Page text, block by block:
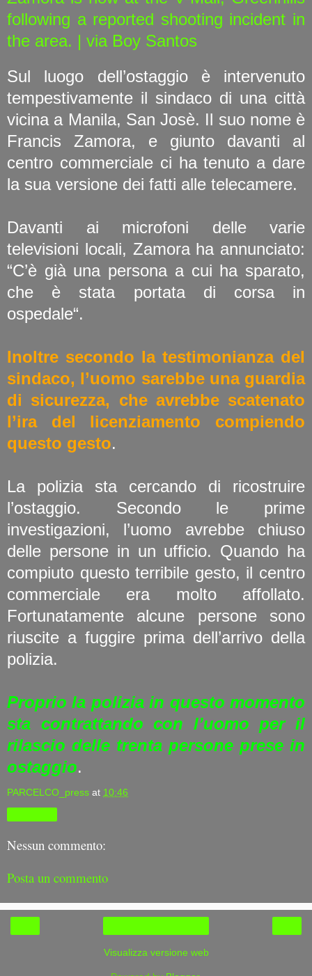
following a reported shooting incident in
the area. | via Boy Santos
Sul luogo dell’ostaggio è intervenuto
tempestivamente il sindaco di una città
vicina a Manila, San Josè. Il suo nome è
Francis Zamora, e giunto davanti al
centro commerciale ci ha tenuto a dare
la sua versione dei fatti alle telecamere.
Davanti ai microfoni delle varie
televisioni locali, Zamora ha annunciato:
“C’è già una persona a cui ha sparato,
che è stata portata di corsa in
ospedale“.
Inoltre secondo la testimonianza del
sindaco, l’uomo sarebbe una guardia
di sicurezza, che avrebbe scatenato
l’ira del licenziamento compiendo
questo gesto.
La polizia sta cercando di ricostruire
l’ostaggio. Secondo le prime
investigazioni, l’uomo avrebbe chiuso
delle persone in un ufficio. Quando ha
compiuto questo terribile gesto, il centro
commerciale era molto affollato.
Fortunatamente alcune persone sono
riuscite a fuggire prima dell’arrivo della
polizia.
Proprio la polizia in questo momento
sta contrattando con l’uomo per il
rilascio delle trenta persone prese in
ostaggio.
PARCELCO_press at 10:46
Nessun commento:
Posta un commento
Visualizza versione web